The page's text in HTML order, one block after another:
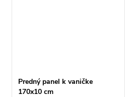
Predný panel k vaničke
170x10 cm